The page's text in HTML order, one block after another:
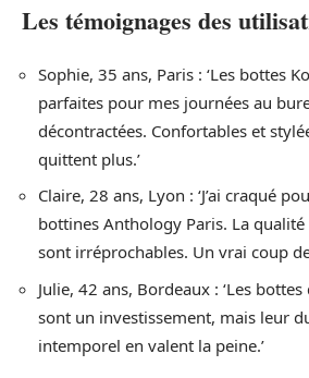
Les témoignages des
Sophie, 35 ans, Paris : ‘Les bottes
parfaites pour mes journées au
décontractées. Confortables et
quittent plus.’
Claire, 28 ans, Lyon : ‘J’ai craqué
bottines Anthology Paris. La
sont irréprochables. Un vrai coup
Julie, 42 ans, Bordeaux : ‘Les
sont un investissement, mais leur
intemporel en valent la peine.’